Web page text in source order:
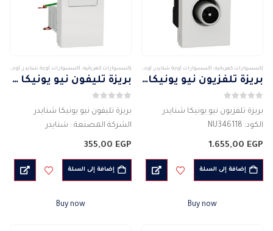
إكسسوارات كهربائيه, أكسسوارات أوجة شنايدر , أوجة وأكسسواراتها ,شنايدر
بريزة تلفزيون نيو يونيكا شنايدر
بريزة تلفزيون نيو يونيكا شنايدر
الكود: NU346118
الشركة المصنعة : شنايدر
النوع : مقبس ستالايت
2 وصلة
1.655,00 EGP
إضافة إلى السلة
Buy now
إكسسوارات كهربائيه, أكسسوارات أوجة شنايدر , أوجة وأكسسواراتها
بريزة تليفون نيو يونيكا شنايدر
بريزة تليفون نيو يونيكا شنايدر
الشركة المصنعة : شنايدر
الكود: NU349118
الجهد الكهربائى : 250 فولت
تيار متردد 50/60 هرتز
355,00 EGP
إضافة إلى السلة
Buy now